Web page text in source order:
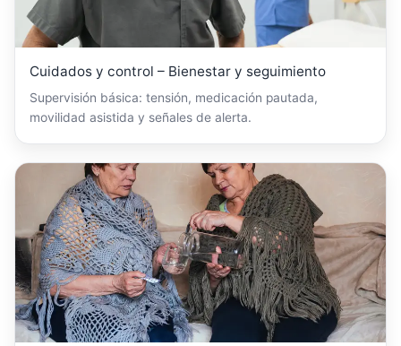
Cuidados y control – Bienestar y seguimiento
Supervisión básica: tensión, medicación pautada,
movilidad asistida y señales de alerta.